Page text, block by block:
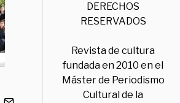
DERECHOS
RESERVADOS
Revista de cultura
fundada en 2010 en el
Máster de Periodismo
Cultural de la